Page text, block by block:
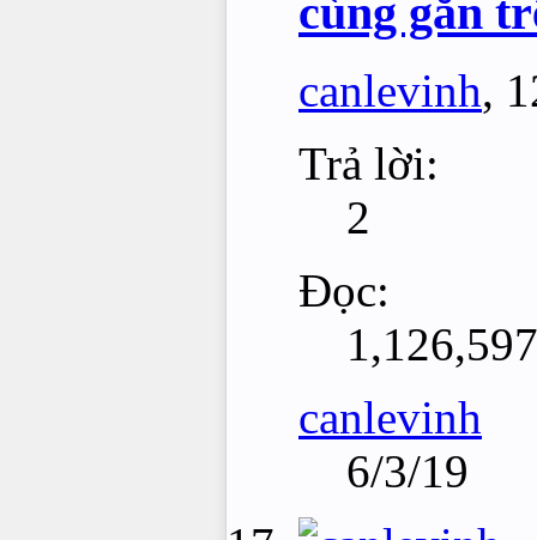
cùng gắn
canlevinh,
Trả lời:
2
Đọc:
1,126,597
canlevinh
6/3/19